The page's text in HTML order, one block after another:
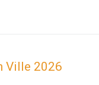
Ville 2026